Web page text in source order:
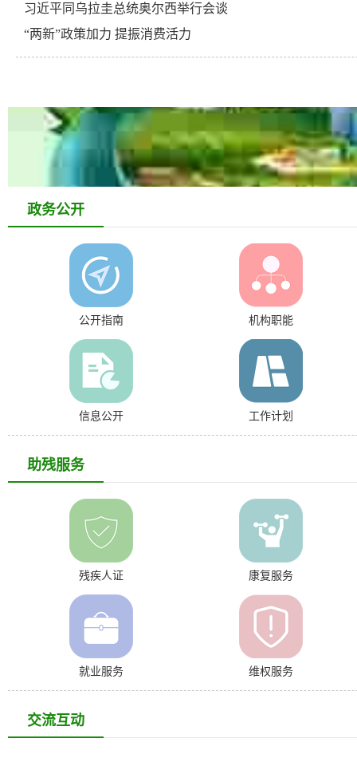
习近平同乌拉圭总统奥尔西举行会谈
“两新”政策加力 提振消费活力
政务公开
公开指南 机构职能
信息公开 工作计划
助残服务
残疾人证 康复服务
就业服务 维权服务
交流互动